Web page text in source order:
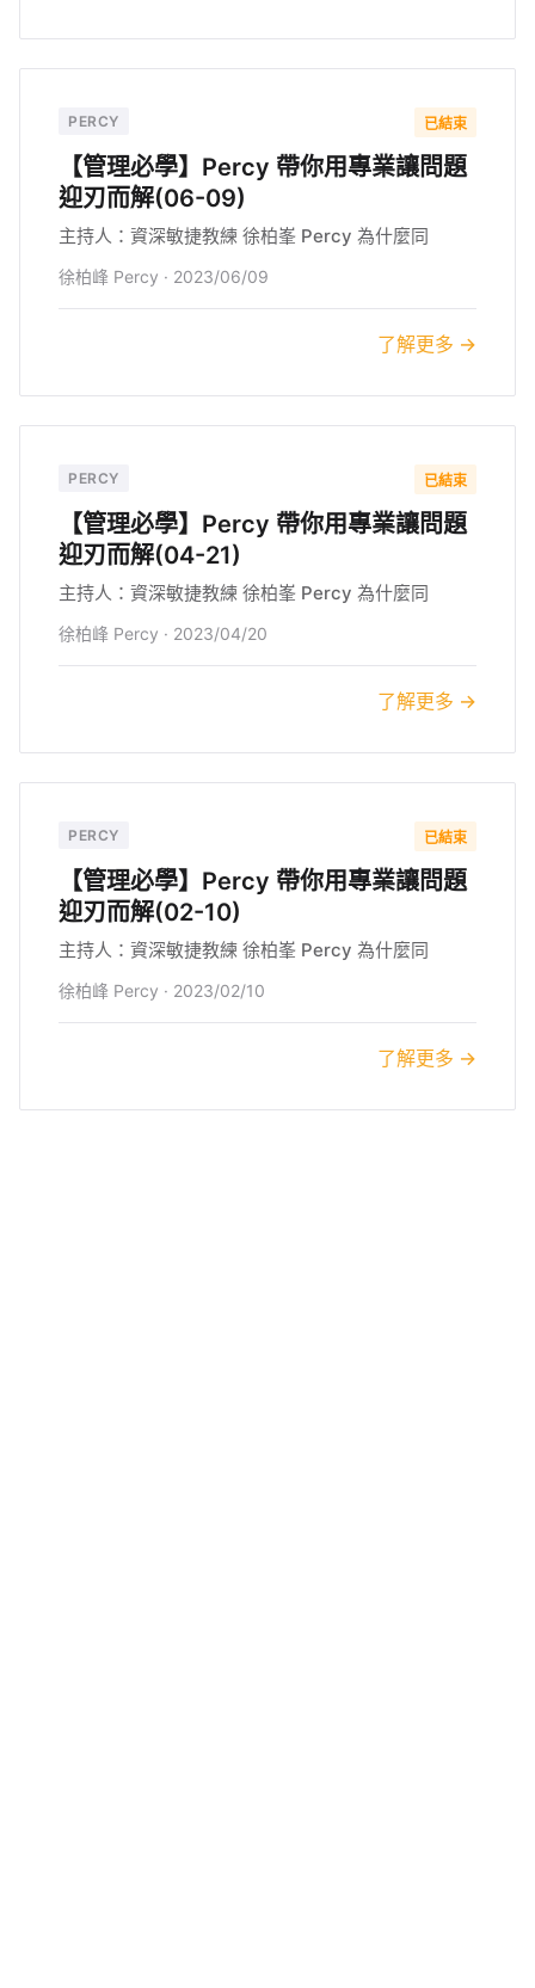
PERCY 已結束
【管理必學】Percy 帶你用專業讓問題
迎刃而解(06-09)
主持人：資深敏捷教練 徐柏峯 Percy 為什麼同
徐柏峰 Percy · 2023/06/09
了解更多 →
PERCY 已結束
【管理必學】Percy 帶你用專業讓問題
迎刃而解(04-21)
主持人：資深敏捷教練 徐柏峯 Percy 為什麼同
徐柏峰 Percy · 2023/04/20
了解更多 →
PERCY 已結束
【管理必學】Percy 帶你用專業讓問題
迎刃而解(02-10)
主持人：資深敏捷教練 徐柏峯 Percy 為什麼同
徐柏峰 Percy · 2023/02/10
了解更多 →